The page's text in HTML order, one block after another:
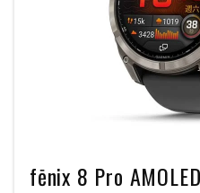
fēnix 8 Pro AMOLED